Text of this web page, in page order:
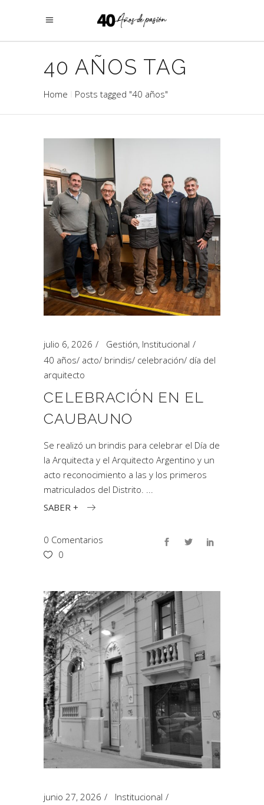
40 AÑOS TAG
Home Posts tagged "40 años"
julio 6, 2026 Gestión, Institucional
40 años/ acto/ brindis/ celebración/ día del
arquitecto
CELEBRACIÓN EN EL
CAUBAUNO
Se realizó un brindis para celebrar el Día de
la Arquitecta y el Arquitecto Argentino y un
acto reconocimiento a las y los primeros
matriculados del Distrito.
SABER +
0 Comentarios
0
junio 27, 2026
Institucional